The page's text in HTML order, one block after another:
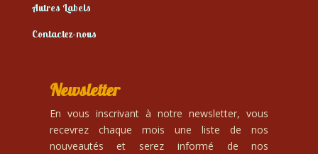
Autres Labels
Contactez-nous
Newsletter
En vous inscrivant à notre newsletter, vous
recevrez chaque mois une liste de nos
nouveautés et serez informé de nos